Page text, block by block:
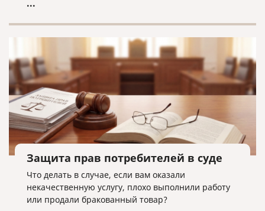
...
Защита прав потребителей в суде
Что делать в случае, если вам оказали
некачественную услугу, плохо выполнили работу
или продали бракованный товар?